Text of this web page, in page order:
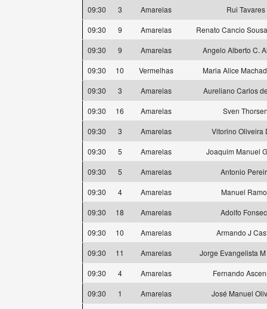
09:30
3 Amarelas
Rui Tavares
09:30
9 Amarelas
Renato Cancio
09:30
9 Amarelas
Angelo Alberto C.
09:30
10 Vermelhas
Maria Alice
09:30
3 Amarelas
Aureliano Carlos
09:30
16 Amarelas
Sven
09:30
3 Amarelas
Vitorino Oliveira
09:30
5 Amarelas
Joaquim Manuel
09:30
5 Amarelas
Antonio
09:30
4 Amarelas
Manuel
09:30
18 Amarelas
Adolfo
09:30
10 Amarelas
Armando J
09:30
11 Amarelas
Jorge Evangelista
09:30
4 Amarelas
Fernando
09:30
1 Amarelas
José Manuel